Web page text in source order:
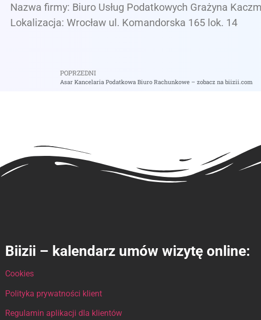
Nazwa firmy: Biuro Usług Podatkowych Grażyna
Lokalizacja: Wrocław ul. Komandorska 165 lok. 14
POPRZEDNI
Asar Kancelaria Podatkowa Biuro Rachunkowe – zobacz na biizii.com
Biizii – kalendarz umów wizytę online:
Cookies
Polityka prywatności klient
Regulamin aplikacji dla klientów